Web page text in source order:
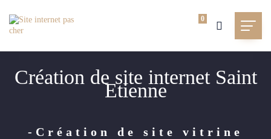
0
Création de site internet Saint
Etienne
-Création de site vitrine